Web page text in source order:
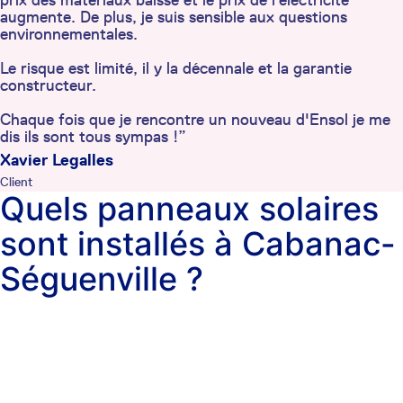
augmente. De plus, je suis sensible aux questions
environnementales.
Le risque est limité, il y la décennale et la garantie
constructeur.
Chaque fois que je rencontre un nouveau d'Ensol je me
dis ils sont tous sympas !”
Xavier Legalles
Client
Quels panneaux solaires
sont installés à Cabanac-
Séguenville ?